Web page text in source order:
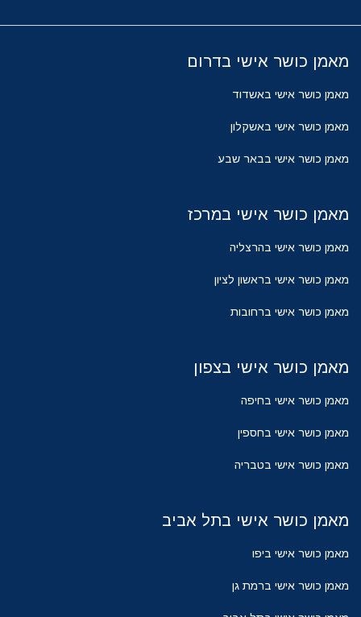
מאמן כושר אישי בדרום
מאמן כושר אישי באשדוד
מאמן כושר אישי באשקלון
מאמן כושר אישי בבאר שבע
מאמן כושר אישי במרכז
מאמן כושר אישי בהרצליה
מאמן כושר אישי בראשון לציון
מאמן כושר אישי ברחובות
מאמן כושר אישי בצפון
מאמן כושר אישי בחיפה
מאמן כושר אישי בחספין
מאמן כושר אישי בטבריה
מאמן כושר אישי בתל אביב
מאמן כושר אישי ביפו
מאמן כושר אישי ברמת גן